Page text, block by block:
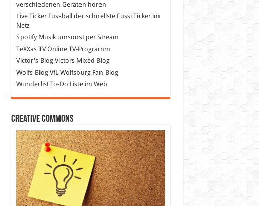
verschiedenen Geräten hören
Live Ticker Fussball
der schnellste Fussi Ticker im
Netz
SpotifyMusik umsonst per Stream
TeXXas TVOnline TV-Programm
Victor's BlogVictors Mixed Blog
Wolfs-BlogVfL Wolfsburg Fan-Blog
WunderlistTo-Do Liste im Web
Creative Commons